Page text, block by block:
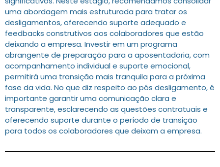
uma abordagem mais estruturada para tratar os
desligamentos, oferecendo suporte adequado e
feedbacks construtivos aos colaboradores que estão
deixando a empresa. Investir em um programa
abrangente de preparação para a aposentadoria, com
acompanhamento individual e suporte emocional,
permitirá uma transição mais tranquila para a próxima
fase da vida. No que diz respeito ao pós desligamento, é
importante garantir uma comunicação clara e
transparente, esclarecendo as questões contratuais e
oferecendo suporte durante o período de transição
para todos os colaboradores que deixam a empresa.